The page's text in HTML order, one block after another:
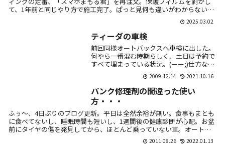
て、1年前と同じやり方で施工完了。ぱっと見何も違いがわからない。
2025.03.02
ティーダの車検
前回同様オートバックスへ車検に出した。
何やら一番混む時期らしく、土日は予約で
すべて埋まっている状況。(ーー;)仕方ない
ので1週間預けることに。今回はタイヤを
交換。ピレリという聞いたこと無いメーカ
ーのも...
2009.12.14 2021.10.16
パンク修理剤の間違った使い
方・・・
ふぅ～、4日ぶりのブログ更新。平日は全然余裕が無い。食事もまとも
に食べてないし、睡眠時間も短いし、1週間後の健康診断が心配。お盆
前にタイヤの傷を発見してから、ほとんど乗っていない車。オートバ
2011.08.26 2022.01.13